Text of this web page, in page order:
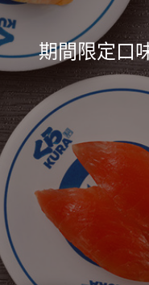
期間限定口